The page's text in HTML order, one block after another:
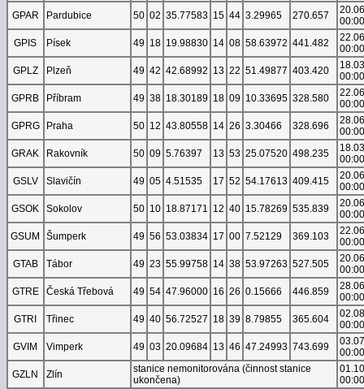
GPAR
Pardubice 50 02 35.77583 15 44 3.29965 270.657
00:00
GPIS
Písek 49 18 19.98830 14 08 58.63972 441.482
00:00
GPLZ
Plzeň 49 42 42.68992 13 22 51.49877 403.420
00:00
GPRB
Příbram 49 38 18.30189 18 09 10.33695 328.580
00:00
GPRG
Praha 50 12 43.80558 14 26 3.30466 328.696
00:00
GRAK
Rakovník 50 09 5.76397 13 53 25.07520 498.235
00:00
GSLV
Slavičín 49 05 4.51535 17 52 54.17613 409.415
00:00
GSOK
Sokolov 50 10 18.87171 12 40 15.78269 535.839
00:00
GSUM
Šumperk 49 56 53.03834 17 00 7.52129 369.103
00:00
GTAB
Tábor 49 23 55.99758 14 38 53.97263 527.505
00:00
GTRE
Česká Třebová 49 54 47.96000 16 26 0.15666 446.859
00:00
GTRI
Třinec 49 40 56.72527 18 39 8.79855 365.604
00:00
GVIM
Vimperk 49 03 20.09684 13 46 47.24993 743.699
00:00
GZLN
Zlín
stanice nemonitorována (činnost stanice
ukončena)
00:00